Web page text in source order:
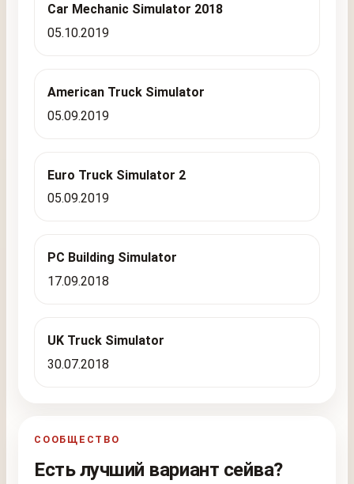
Car Mechanic Simulator 2018
05.10.2019
American Truck Simulator
05.09.2019
Euro Truck Simulator 2
05.09.2019
PC Building Simulator
17.09.2018
UK Truck Simulator
30.07.2018
СООБЩЕСТВО
Есть лучший вариант сейва?